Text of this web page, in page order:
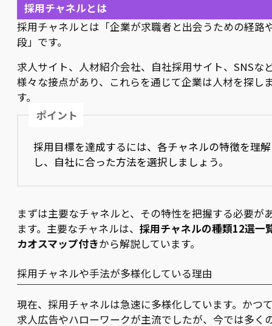
採用チャネルとは
採用チャネルとは「企業が求職者と出会うための経路
段」です。
求人サイト、人材紹介会社、自社採用サイト、SNSな
様々な接点があり、これらを通じて企業は人材を探し
す。
ポイント
採用目標を達成するには、各チャネルの特徴を理解
し、自社に合った方法を選択しましょう。
まずは主要なチャネルと、その特性を把握する必要が
ます。主要なチャネルは、 採用チャネルの種類12選一
カオスマップ付きから解説しています。
採用チャネルや手法が多様化している理由
現在、採用チャネルは急速に多様化しています。かつ
求人広告やハローワークが主流でしたが、今では多く